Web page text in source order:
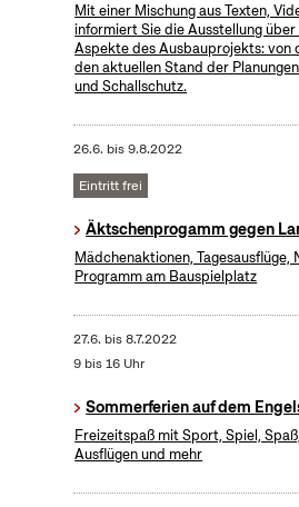
Mit einer Mischung aus Texten,
informiert Sie die Ausstellung
Aspekte des Ausbauprojekts: von
den aktuellen Stand der
und Schallschutz.
26.6. bis9.8.2022
Eintritt frei
Äktschenprogamm gegen
Mädchenaktionen, Tagesausflüge,
Programm am Bauspielplatz
27.6. bis8.7.2022
9 bis 16 Uhr
Sommerferien auf dem
Freizeitspaß mit Sport, Spiel,
Ausflügen und mehr